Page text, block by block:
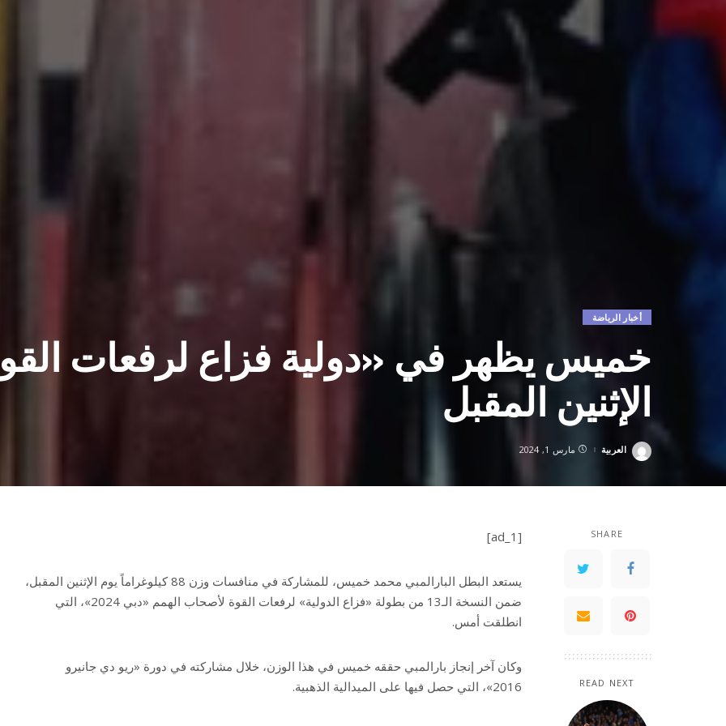
أخبار الرياضة
خميس يظهر في «دولية فزاع لرفعات
الإثنين المقبل
Posted
العربية مارس 1, 2024
SHARE
READ NEXT
[ad_1]
يستعد البطل البارالمبي محمد خميس، للمشاركة في منافسات وزن 88 كيلوغراماً يوم الإثنين المقبل،
ضمن النسخة الـ13 من بطولة «فزاع الدولية» لرفعات القوة لأصحاب الهمم «دبي 2024»، التي
انطلقت أمس.
وكان آخر إنجاز بارالمبي حققه خميس في هذا الوزن، خلال مشاركته في دورة «ريو دي جانيرو
2016»، التي حصل فيها على الميدالية الذهبية.